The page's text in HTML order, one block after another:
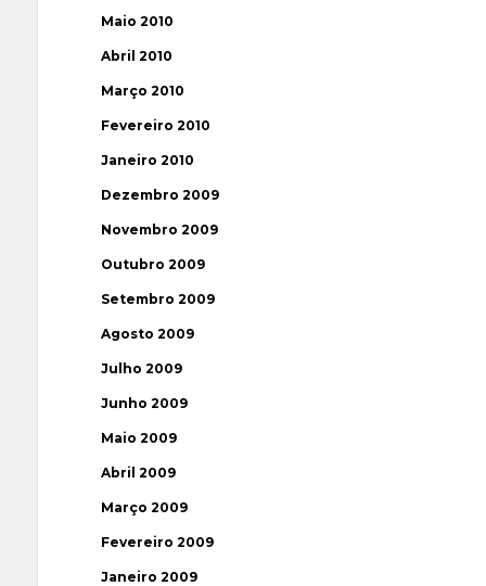
Maio 2010
Abril 2010
Março 2010
Fevereiro 2010
Janeiro 2010
Dezembro 2009
Novembro 2009
Outubro 2009
Setembro 2009
Agosto 2009
Julho 2009
Junho 2009
Maio 2009
Abril 2009
Março 2009
Fevereiro 2009
Janeiro 2009